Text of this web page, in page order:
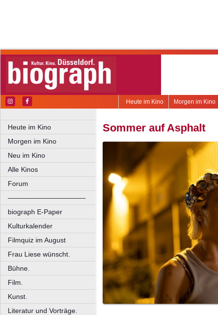
Morgen im Kino
Heute im Kino
Heute im Kino
Morgen im Kino
Neu im Kino
Alle Kinos
Forum
––––––––––––––––––––
biograph E-Paper
Kulturkalender
Filmquiz im August
Frau Liese wünscht.
Bühne.
Film.
Kunst.
Literatur und Vorträge.
Sommer auf Asphalt